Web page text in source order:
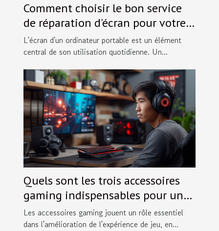
Comment choisir le bon service
de réparation d'écran pour votre
ordinateur portable
L'écran d'un ordinateur portable est un élément
central de son utilisation quotidienne. Un...
Quels sont les trois accessoires
gaming indispensables pour une
meilleure expérience de jeu?
Les accessoires gaming jouent un rôle essentiel
dans l'amélioration de l'expérience de jeu, en...